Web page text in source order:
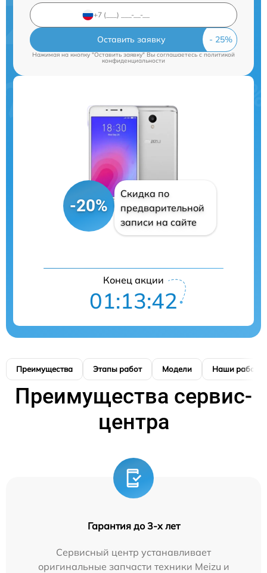
Оставить заявку
Нажимая на кнопку "Оставить заявку" Вы соглашаетесь cполитикой
конфиденциальности
-20%
Скидка по
предварительной
записи на сайте
Конец акции
01:13:41
Преимущества Этапы работ Модели Наши работы
Преимущества сервис-
центра
Гарантия до 3-х лет
Сервисный центр устанавливает
оригинальные запчасти техники Meizu и